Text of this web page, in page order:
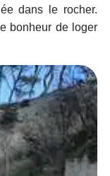
dans le rocher.
bonheur de loger